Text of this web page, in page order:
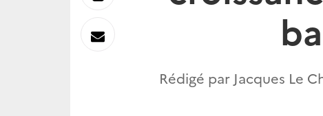
Rédigé par Jacques Le
sur
Envoyer